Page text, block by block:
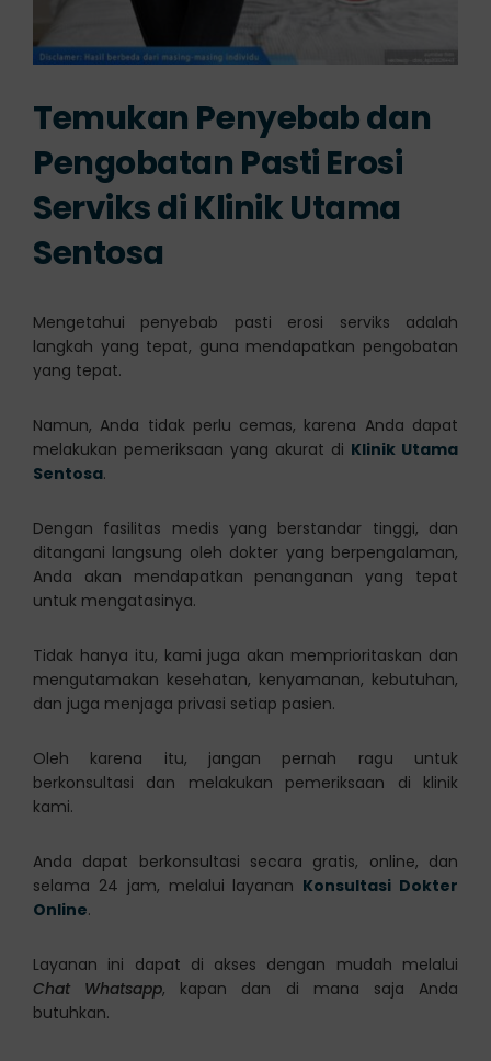
Temukan Penyebab dan
Pengobatan Pasti Erosi
Serviks di Klinik Utama
Sentosa
Mengetahui penyebab pasti erosi serviks adalah
langkah yang tepat, guna mendapatkan pengobatan
yang tepat.
Namun, Anda tidak perlu cemas, karena Anda dapat
melakukan pemeriksaan yang akurat di Klinik Utama
Sentosa.
Dengan fasilitas medis yang berstandar tinggi, dan
ditangani langsung oleh dokter yang berpengalaman,
Anda akan mendapatkan penanganan yang tepat
untuk mengatasinya.
Tidak hanya itu, kami juga akan memprioritaskan dan
mengutamakan kesehatan, kenyamanan, kebutuhan,
dan juga menjaga privasi setiap pasien.
Oleh karena itu, jangan pernah ragu untuk
berkonsultasi dan melakukan pemeriksaan di klinik
kami.
Anda dapat berkonsultasi secara gratis, online, dan
selama 24 jam, melalui layanan Konsultasi Dokter
Online.
Layanan ini dapat di akses dengan mudah melalui
Chat Whatsapp, kapan dan di mana saja Anda
butuhkan.